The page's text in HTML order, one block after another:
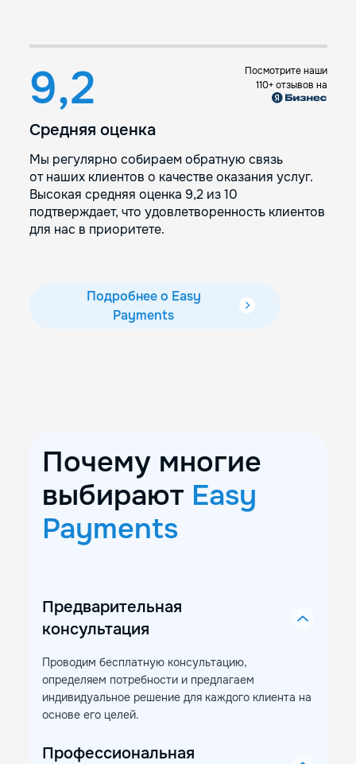
9,2
Посмотрите наши
110+ отзывов на
Средняя оценка
Мы регулярно собираем обратную связь
от наших клиентов о качестве оказания услуг.
Высокая средняя оценка 9,2 из 10
подтверждает, что удовлетворенность клиентов
для нас в приоритете.
Подробнее о Easy
Payments
Почему многие
выбирают Easy
Payments
Предварительная
консультация
Проводим бесплатную консультацию,
определяем потребности и предлагаем
индивидуальное решение для каждого клиента на
основе его целей.
Профессиональная